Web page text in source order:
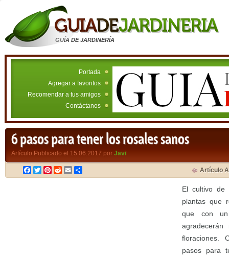
GUÍA DE JARDINERÍA
Portada
Agregar a favoritos
Recomendar a tus amigos
Contáctanos
6 pasos para tener los rosales sanos
Artículo Publicado el 15.06.2017 por Javi
Facebook
TwitterPinterest
RedditEmail Artículo
El cultivo de
plantas que
que con
floraciones.
pasos para